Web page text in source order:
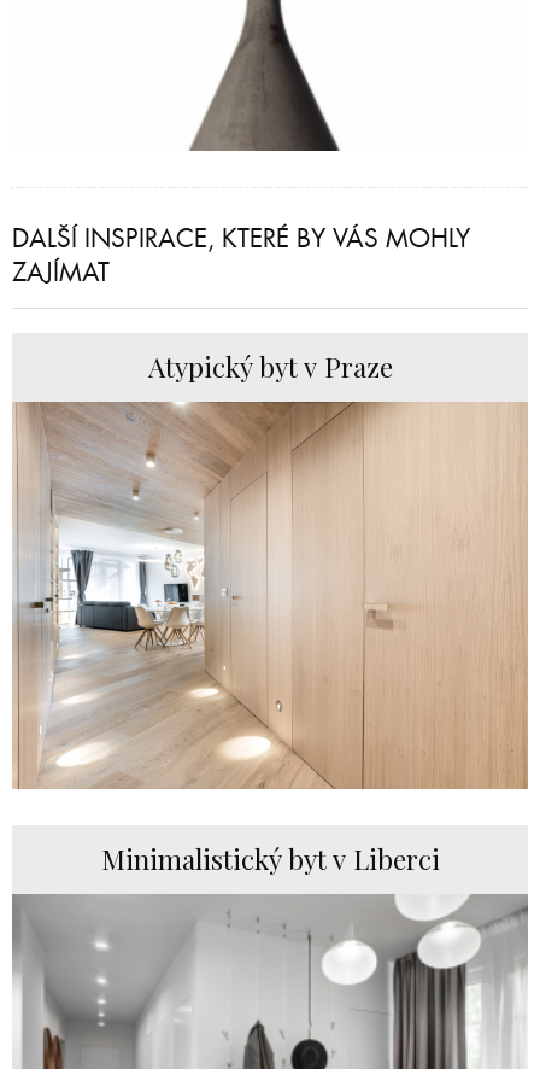
DALŠÍ INSPIRACE, KTERÉ BY VÁS MOHLY
ZAJÍMAT
Atypický byt v Praze
Minimalistický byt v Liberci